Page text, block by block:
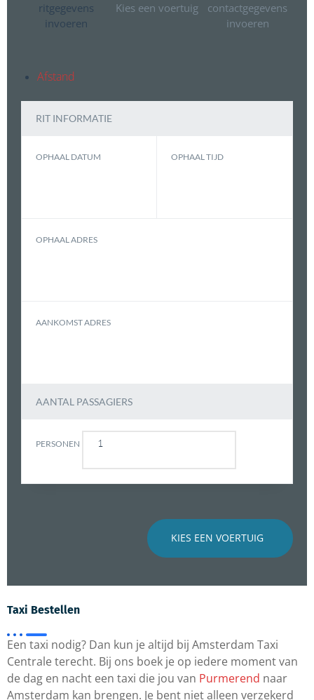
ritgegevens
invoeren
Kies een voertuig
contactgegevens
invoeren
Afstand
RIT INFORMATIE
OPHAAL DATUM OPHAAL TIJD
OPHAAL ADRES
AANKOMST ADRES
AANTAL PASSAGIERS
PERSONEN
KIES EEN VOERTUIG
Taxi Bestellen
Een taxi nodig? Dan kun je altijd bij Amsterdam Taxi
Centrale terecht. Bij ons boek je op iedere moment van
de dag en nacht een taxi die jou van Purmerend naar
Amsterdam kan brengen. Je bent niet alleen verzekerd